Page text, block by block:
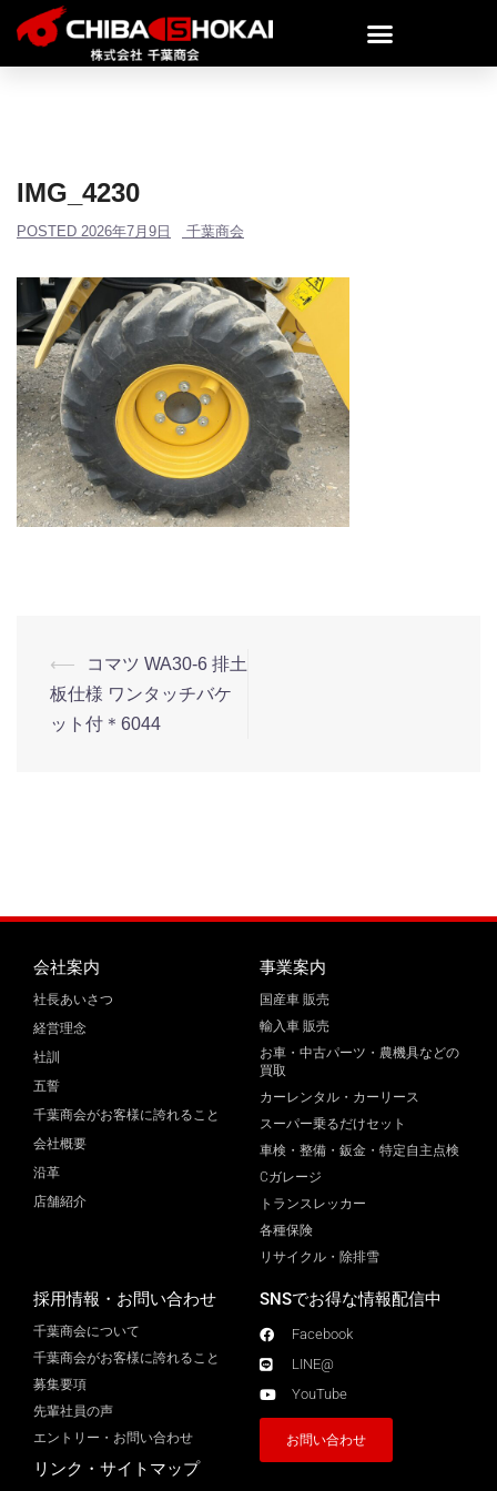
IMG_4230
POSTED 2026年7月9日 千葉商会
⟵
コマツ WA30-6 排土
板仕様 ワンタッチバケ
ット付＊6044
会社案内
社長あいさつ
経営理念
社訓
五誓
千葉商会がお客様に誇れること
会社概要
沿革
店舗紹介
事業案内
国産車 販売
輸入車 販売
お車・中古パーツ・農機具などの
買取
カーレンタル・カーリース
スーパー乗るだけセット
車検・整備・鈑金・特定自主点検
Cガレージ
トランスレッカー
各種保険
リサイクル・除排雪
採用情報・お問い合わせ
千葉商会について
千葉商会がお客様に誇れること​
募集要項
先輩社員の声
エントリー・お問い合わせ
リンク・サイトマップ
SNSでお得な情報配信中
Facebook
LINE@
YouTube
お問い合わせ